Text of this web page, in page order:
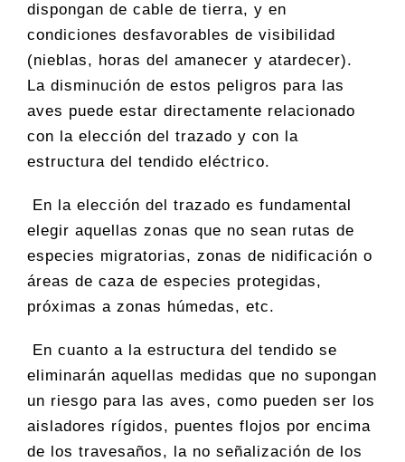
dispongan de cable de tierra, y en
condiciones desfavorables de visibilidad
(nieblas, horas del amanecer y atardecer).
La disminución de estos peligros para las
aves puede estar directamente relacionado
con la elección del trazado y con la
estructura del tendido eléctrico.
En la elección del trazado es fundamental
elegir aquellas zonas que no sean rutas de
especies migratorias, zonas de nidificación o
áreas de caza de especies protegidas,
próximas a zonas húmedas, etc.
En cuanto a la estructura del tendido se
eliminarán aquellas medidas que no supongan
un riesgo para las aves, como pueden ser los
aisladores rígidos, puentes flojos por encima
de los travesaños, la no señalización de los